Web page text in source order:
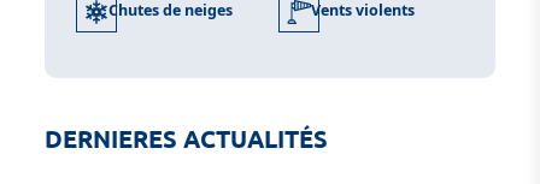
Chutes de neiges Vents violents
DERNIERES ACTUALITÉS